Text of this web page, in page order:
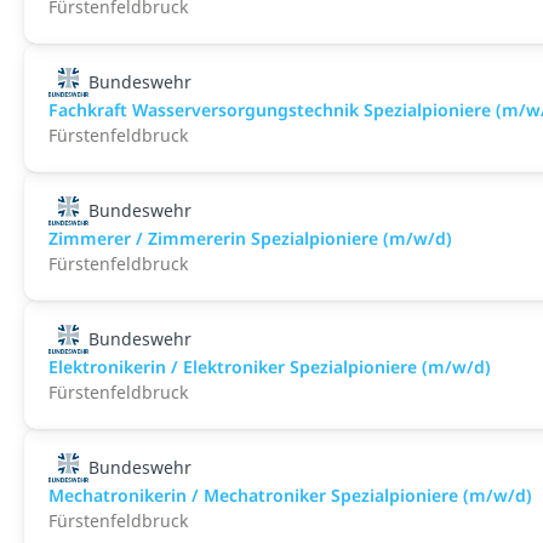
Fürstenfeldbruck
Bundeswehr
Fachkraft Wasserversorgungstechnik Spezialpioniere (m/
Fürstenfeldbruck
Bundeswehr
Zimmerer / Zimmererin Spezialpioniere (m/w/d)
Fürstenfeldbruck
Bundeswehr
Elektronikerin / Elektroniker Spezialpioniere (m/w/d)
Fürstenfeldbruck
Bundeswehr
Mechatronikerin / Mechatroniker Spezialpioniere (m/w/d)
Fürstenfeldbruck